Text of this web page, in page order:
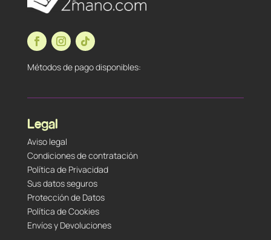
Métodos de pago disponibles:
Legal
Aviso legal
Condiciones de contratación
Política de Privacidad
Sus datos seguros
Protección de Datos
Política de Cookies
Envíos y Devoluciones